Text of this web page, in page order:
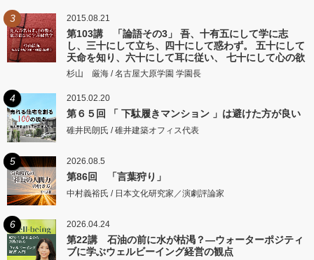
3 2015.08.21
第103講 「論語その3」 吾、十有五にして学に志
し、三十にして立ち、四十にして惑わず。 五十にして
天命を知り、六十にして耳に従い、 七十にして心の欲
するところに従いて矩をこえず。
杉山 厳海 / 名古屋大原学園 学園長
4 2015.02.20
第６５回 「 下駄履きマンション 」は避けた方が良い
碓井民朗氏 / 碓井建築オフィス代表
5 2026.08.5
第86回 「言葉狩り」
中村義裕氏 / 日本文化研究家／演劇評論家
6 2026.04.24
第22講 石油の前に水が枯渇？―ウォーターポジティ
ブに学ぶウェルビーイング経営の観点